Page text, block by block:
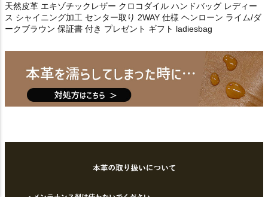
天然皮革 エキゾチックレザー クロコダイル ハンドバッグ レディー
ス シャイニング加工 センター取り 2WAY 仕様 ヘンローン ライム/ダ
ークブラウン 保証書 付き プレゼント ギフト ladiesbag